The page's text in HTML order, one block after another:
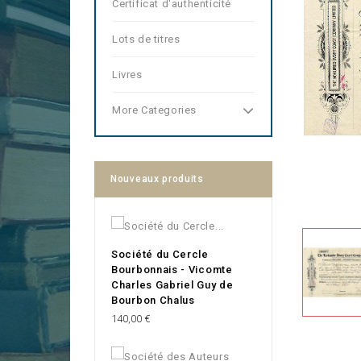
Certificat d'authenticité
Lots de titres
Livres
More Categories
Nouveaux produits
Société du Cercle
Bourbonnais - Vicomte
Charles Gabriel Guy de
Bourbon Chalus
Prix
140,00 €